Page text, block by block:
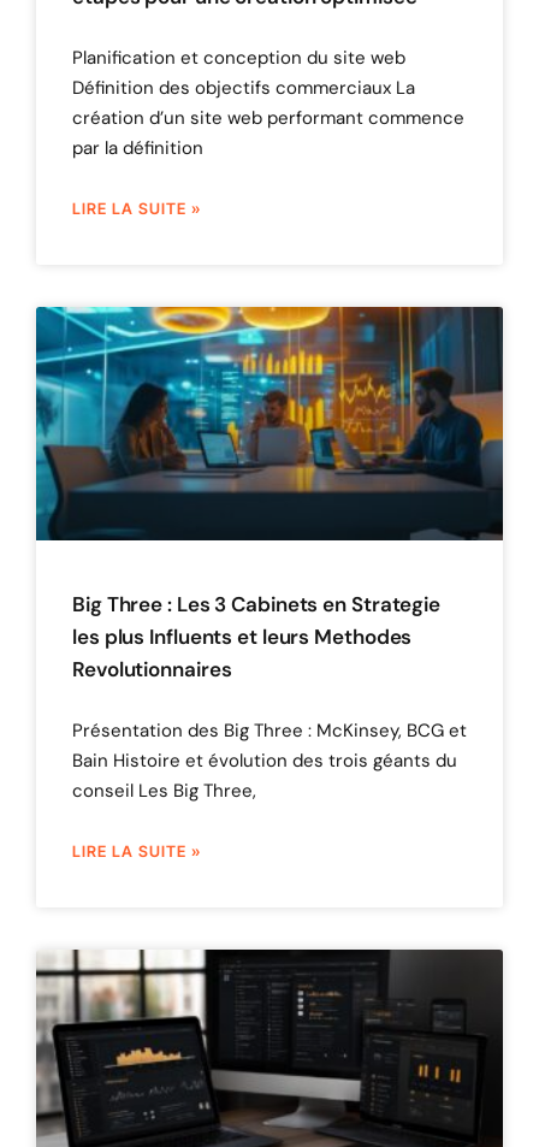
Planification et conception du site web
Définition des objectifs commerciaux La
création d’un site web performant commence
par la définition
LIRE LA SUITE »
Big Three : Les 3 Cabinets en Strategie
les plus Influents et leurs Methodes
Revolutionnaires
Présentation des Big Three : McKinsey, BCG et
Bain Histoire et évolution des trois géants du
conseil Les Big Three,
LIRE LA SUITE »